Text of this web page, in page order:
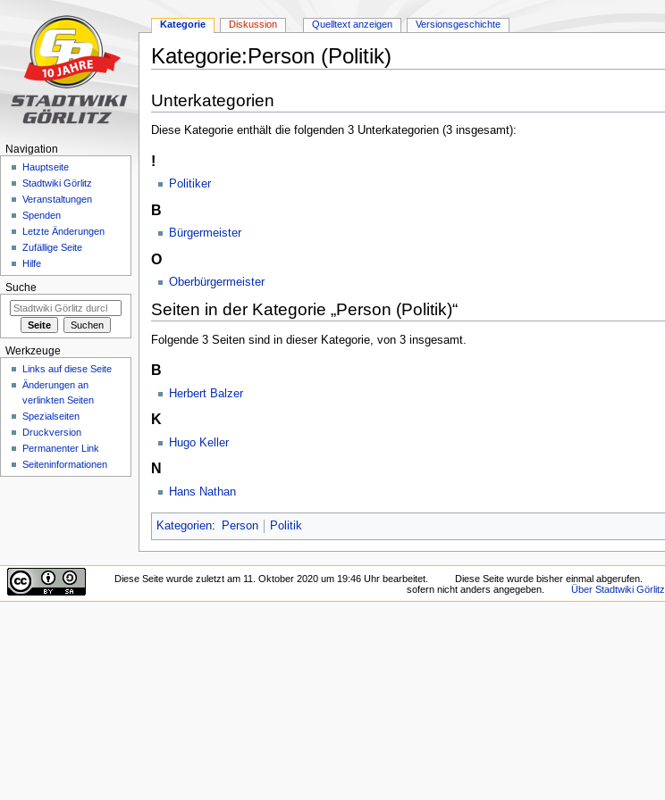
Kategorie:Person (Politik)
Navigation
springen
Suche
springen
Unterkategorien
Diese Kategorie enthält die folgenden 3 Unterkategorien (3 insgesamt):
!
Politiker
B
Bürgermeister
O
Oberbürgermeister
Seiten in der Kategorie „Person (Politik)“
Folgende 3 Seiten sind in dieser Kategorie, von 3 insgesamt.
B
Herbert Balzer
K
Hugo Keller
N
Hans Nathan
Kategorien: Person Politik
Kategorie Diskussion Quelltext anzeigen Versionsgeschichte
Navigation
Hauptseite
Stadtwiki Görlitz
Veranstaltungen
Spenden
Letzte Änderungen
Zufällige Seite
Hilfe
Suche
Werkzeuge
Links auf diese Seite
Änderungen an
verlinkten Seiten
Spezialseiten
Druckversion
Permanenter Link
Seiten­informationen
Diese Seite wurde zuletzt am 11. Oktober 2020 um 19:46 Uhr bearbeitet. Diese Seite wurde bisher einmal abgerufen.
sofern nicht anders angegeben.
Über Stadtwiki Görlitz